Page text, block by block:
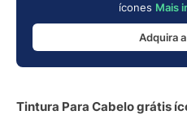
ícones Mais
Adquira
Tintura Para Cabelo grátis